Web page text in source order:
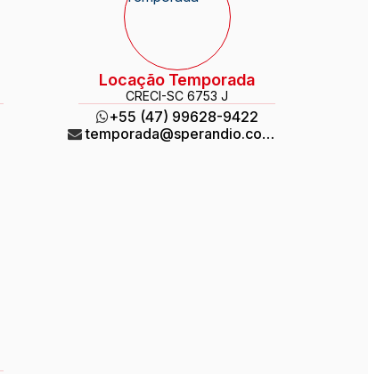
Locação Temporada
CRECI-SC 6753 J
+55 (47) 99628-9422
temporada@sperandio.com.br